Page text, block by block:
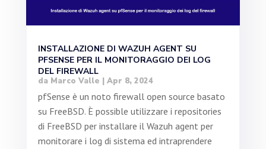
INSTALLAZIONE DI WAZUH AGENT SU
PFSENSE PER IL MONITORAGGIO DEI LOG
DEL FIREWALL
da Marco Valle | Apr 8, 2024
pfSense è un noto firewall open source basato
su FreeBSD. È possible utilizzare i repositories
di FreeBSD per installare il Wazuh agent per
monitorare i log di sistema ed intraprendere